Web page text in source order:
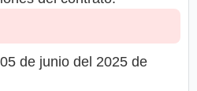
05 de junio del 2025 de